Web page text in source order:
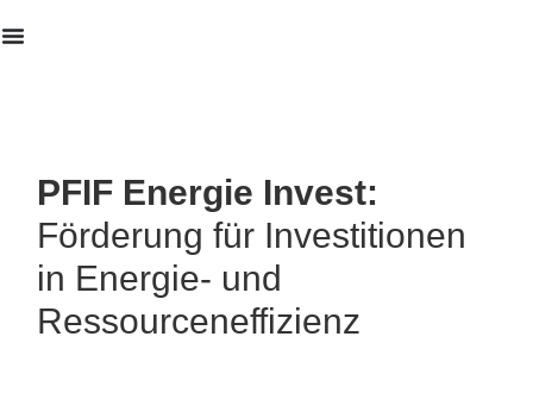
PFIF Energie Invest:
Förderung für Investitionen
in Energie- und
Ressourceneffizienz